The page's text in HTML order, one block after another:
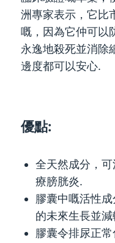
洲專家表示，它比
嘅，因為它仲可以
永逸地殺死並消除
邊度都可以安心.
優點:
全天然成分，
療膀胱炎.
膠囊中嘅活性
的未來生長並
膠囊令排尿正